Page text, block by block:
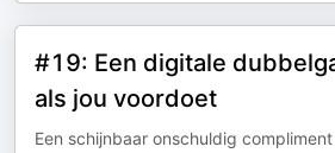
#19: Een digitale
als jou voordoet
Een schijnbaar onschuldig